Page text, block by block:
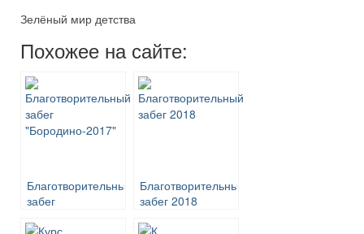
Зелёный мир детства
Похожее на сайте:
Благотворительный
забег
Благотворительный
забег 2018